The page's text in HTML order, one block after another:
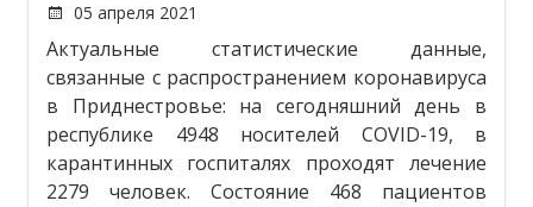
05 апреля 2021
Актуальные статистические данные,
связанные с распространением коронавируса
в Приднестровье: на сегодняшний день в
республике 4948 носителей COVID-19, в
карантинных госпиталях проходят лечение
2279 человек. Состояние 468 пациентов